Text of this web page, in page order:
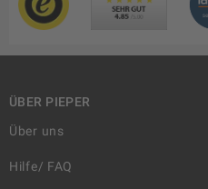
ÜBER PIEPER
Über uns
Hilfe/ FAQ